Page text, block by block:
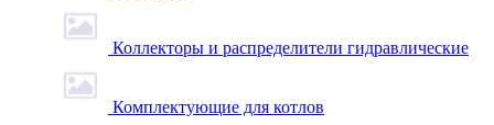
Коллекторы и распределители гидравлические
Комплектующие для котлов